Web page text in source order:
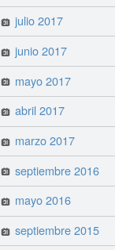
julio 2017
junio 2017
mayo 2017
abril 2017
marzo 2017
septiembre 2016
mayo 2016
septiembre 2015